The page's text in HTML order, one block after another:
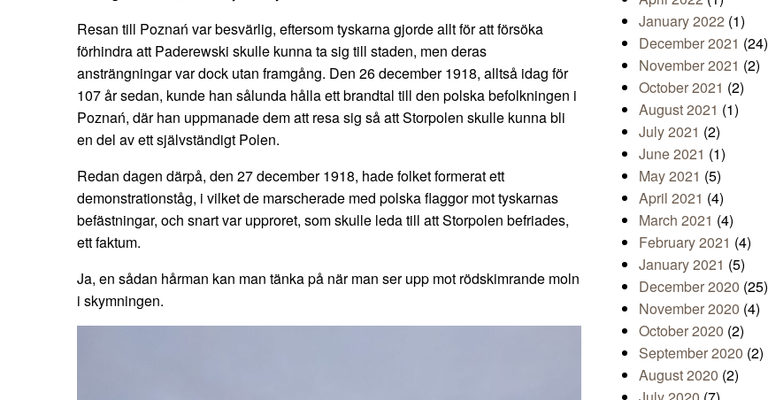
Resan till Poznań var besvärlig, eftersom tyskarna gjorde allt för att försöka
förhindra att Paderewski skulle kunna ta sig till staden, men deras
ansträngningar var dock utan framgång. Den 26 december 1918, alltså idag för
107 år sedan, kunde han sålunda hålla ett brandtal till den polska befolkningen i
Poznań, där han uppmanade dem att resa sig så att Storpolen skulle kunna bli
en del av ett självständigt Polen.
Redan dagen därpå, den 27 december 1918, hade folket formerat ett
demonstrationståg, i vilket de marscherade med polska flaggor mot tyskarnas
befästningar, och snart var upproret, som skulle leda till att Storpolen befriades,
ett faktum.
Ja, en sådan hårman kan man tänka på när man ser upp mot rödskimrande moln
i skymningen.
January 2022 (1)
December 2021 (24)
November 2021 (2)
October 2021 (2)
August 2021 (1)
July 2021 (2)
June 2021 (1)
May 2021 (5)
April 2021 (4)
March 2021 (4)
February 2021 (4)
January 2021 (5)
December 2020 (25)
November 2020 (4)
October 2020 (2)
September 2020 (2)
August 2020 (2)